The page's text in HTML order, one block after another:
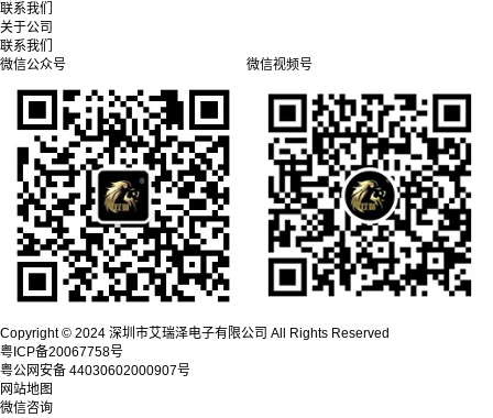
联系我们
关于公司
联系我们
微信公众号
微信视频号
Copyright © 2024 深圳市艾瑞泽电子有限公司 All Rights Reserved
粤ICP备20067758号
粤公网安备 44030602000907号
网站地图
微信咨询